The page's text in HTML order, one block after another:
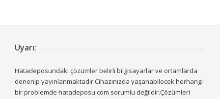
Uyarı:
Hatadeposundaki çözümler belirli bilgisayarlar ve ortamlarda
denenip yayınlanmaktadır.Cihazınızda yaşanabilecek herhangi
bir problemde hatadeposu.com sorumlu değildir.Çözümleri